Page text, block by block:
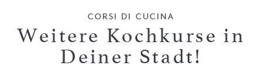
CORSI DI CUCINA
Weitere Kochkurse in
Deiner Stadt!